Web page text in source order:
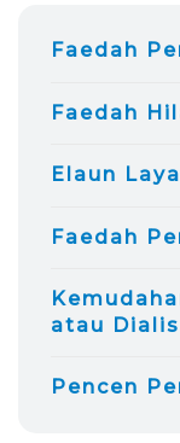
Faedah
Faedah
Elaun
Faedah
atau
Pencen